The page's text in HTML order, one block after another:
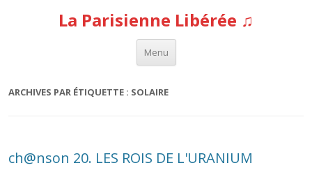
La Parisienne Libérée ♫
Menu
Aller au contenu
ARCHIVES PAR ÉTIQUETTE : SOLAIRE
ch@nson 20. LES ROIS DE L'URANIUM